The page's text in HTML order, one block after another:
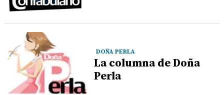
DOÑA PERLA
La columna de Doña
Perla